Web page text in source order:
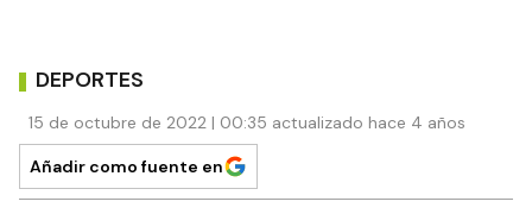
DEPORTES
15 de octubre de 2022 | 00:35 actualizado hace 4 años
Añadir como fuente en